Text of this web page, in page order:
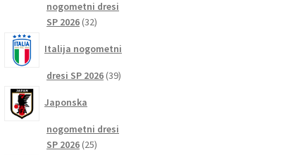
nogometni dresi
SP 2026 3232
Italija nogometni
dresi SP 2026 3939
Japonska
nogometni dresi
SP 2026 2525